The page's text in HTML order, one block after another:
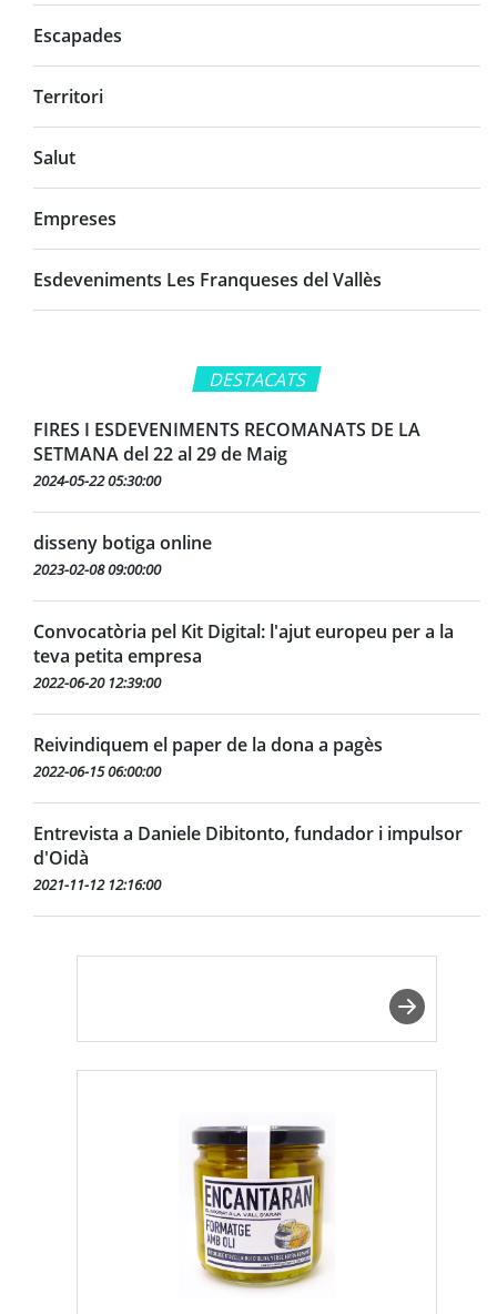
Escapades
Territori
Salut
Empreses
Esdeveniments Les Franqueses del Vallès
DESTACATS
FIRES I ESDEVENIMENTS RECOMANATS DE LA
SETMANA del 22 al 29 de Maig
2024-05-22 05:30:00
disseny botiga online
2023-02-08 09:00:00
Convocatòria pel Kit Digital: l'ajut europeu per a la
teva petita empresa
2022-06-20 12:39:00
Reivindiquem el paper de la dona a pagès
2022-06-15 06:00:00
Entrevista a Daniele Dibitonto, fundador i impulsor
d'Oidà
2021-11-12 12:16:00